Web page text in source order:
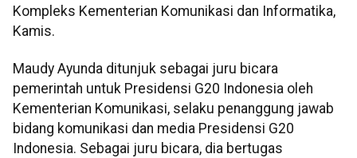
Kompleks Kementerian Komunikasi dan Informatika,
Kamis.
Maudy Ayunda ditunjuk sebagai juru bicara
pemerintah untuk Presidensi G20 Indonesia oleh
Kementerian Komunikasi, selaku penanggung jawab
bidang komunikasi dan media Presidensi G20
Indonesia. Sebagai juru bicara, dia bertugas